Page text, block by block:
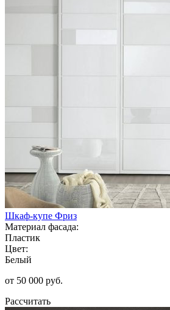
Шкаф-купе Фриз
Материал фасада:
Пластик
Цвет:
Белый
от 50 000 руб.
Рассчитать